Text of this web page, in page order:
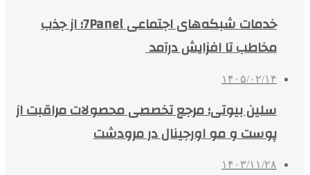
خدمات شبکه‌های اجتماعی 7Panel؛ از جذب
مخاطب تا افزایش درآمد
۱۴۰۵/۰۲/۱۴
سلین بیوتی؛ مرجع تخصصی محصولات مراقبت از
پوست و مو اورجینال در مرودشت
۱۴۰۳/۱۱/۲۸